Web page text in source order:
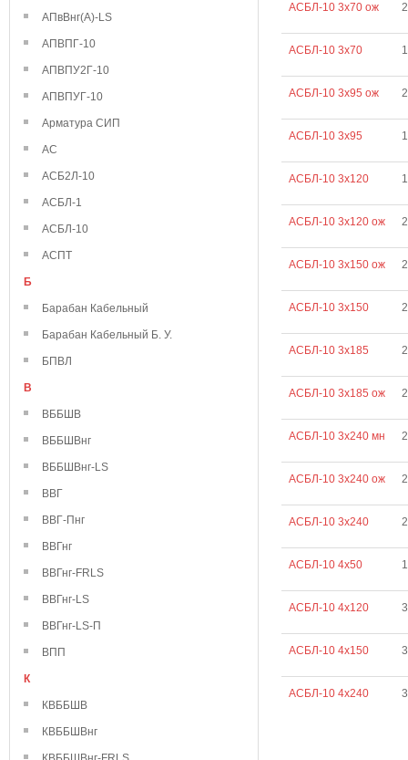
АПвВнг(А)-LS
АПВПГ-10
АПВПУ2Г-10
АПВПУГ-10
Арматура СИП
АС
АСБ2Л-10
АСБЛ-1
АСБЛ-10
АСПТ
Б
Барабан Кабельный
Барабан Кабельный Б. У.
БПВЛ
В
ВББШВ
ВББШВнг
ВББШВнг-LS
ВВГ
ВВГ-Пнг
ВВГнг
ВВГнг-FRLS
ВВГнг-LS
ВВГнг-LS-П
ВПП
К
КВББШВ
КВББШВнг
АСБЛ-10 3х70 ож
АСБЛ-10 3х70
АСБЛ-10 3х95 ож
АСБЛ-10 3х95
АСБЛ-10 3х120
АСБЛ-10 3х120 ож
АСБЛ-10 3х150 ож
АСБЛ-10 3х150
АСБЛ-10 3х185
АСБЛ-10 3х185 ож
АСБЛ-10 3х240 мн
АСБЛ-10 3х240 ож
АСБЛ-10 3х240
АСБЛ-10 4х50
АСБЛ-10 4х120
АСБЛ-10 4х150
АСБЛ-10 4х240